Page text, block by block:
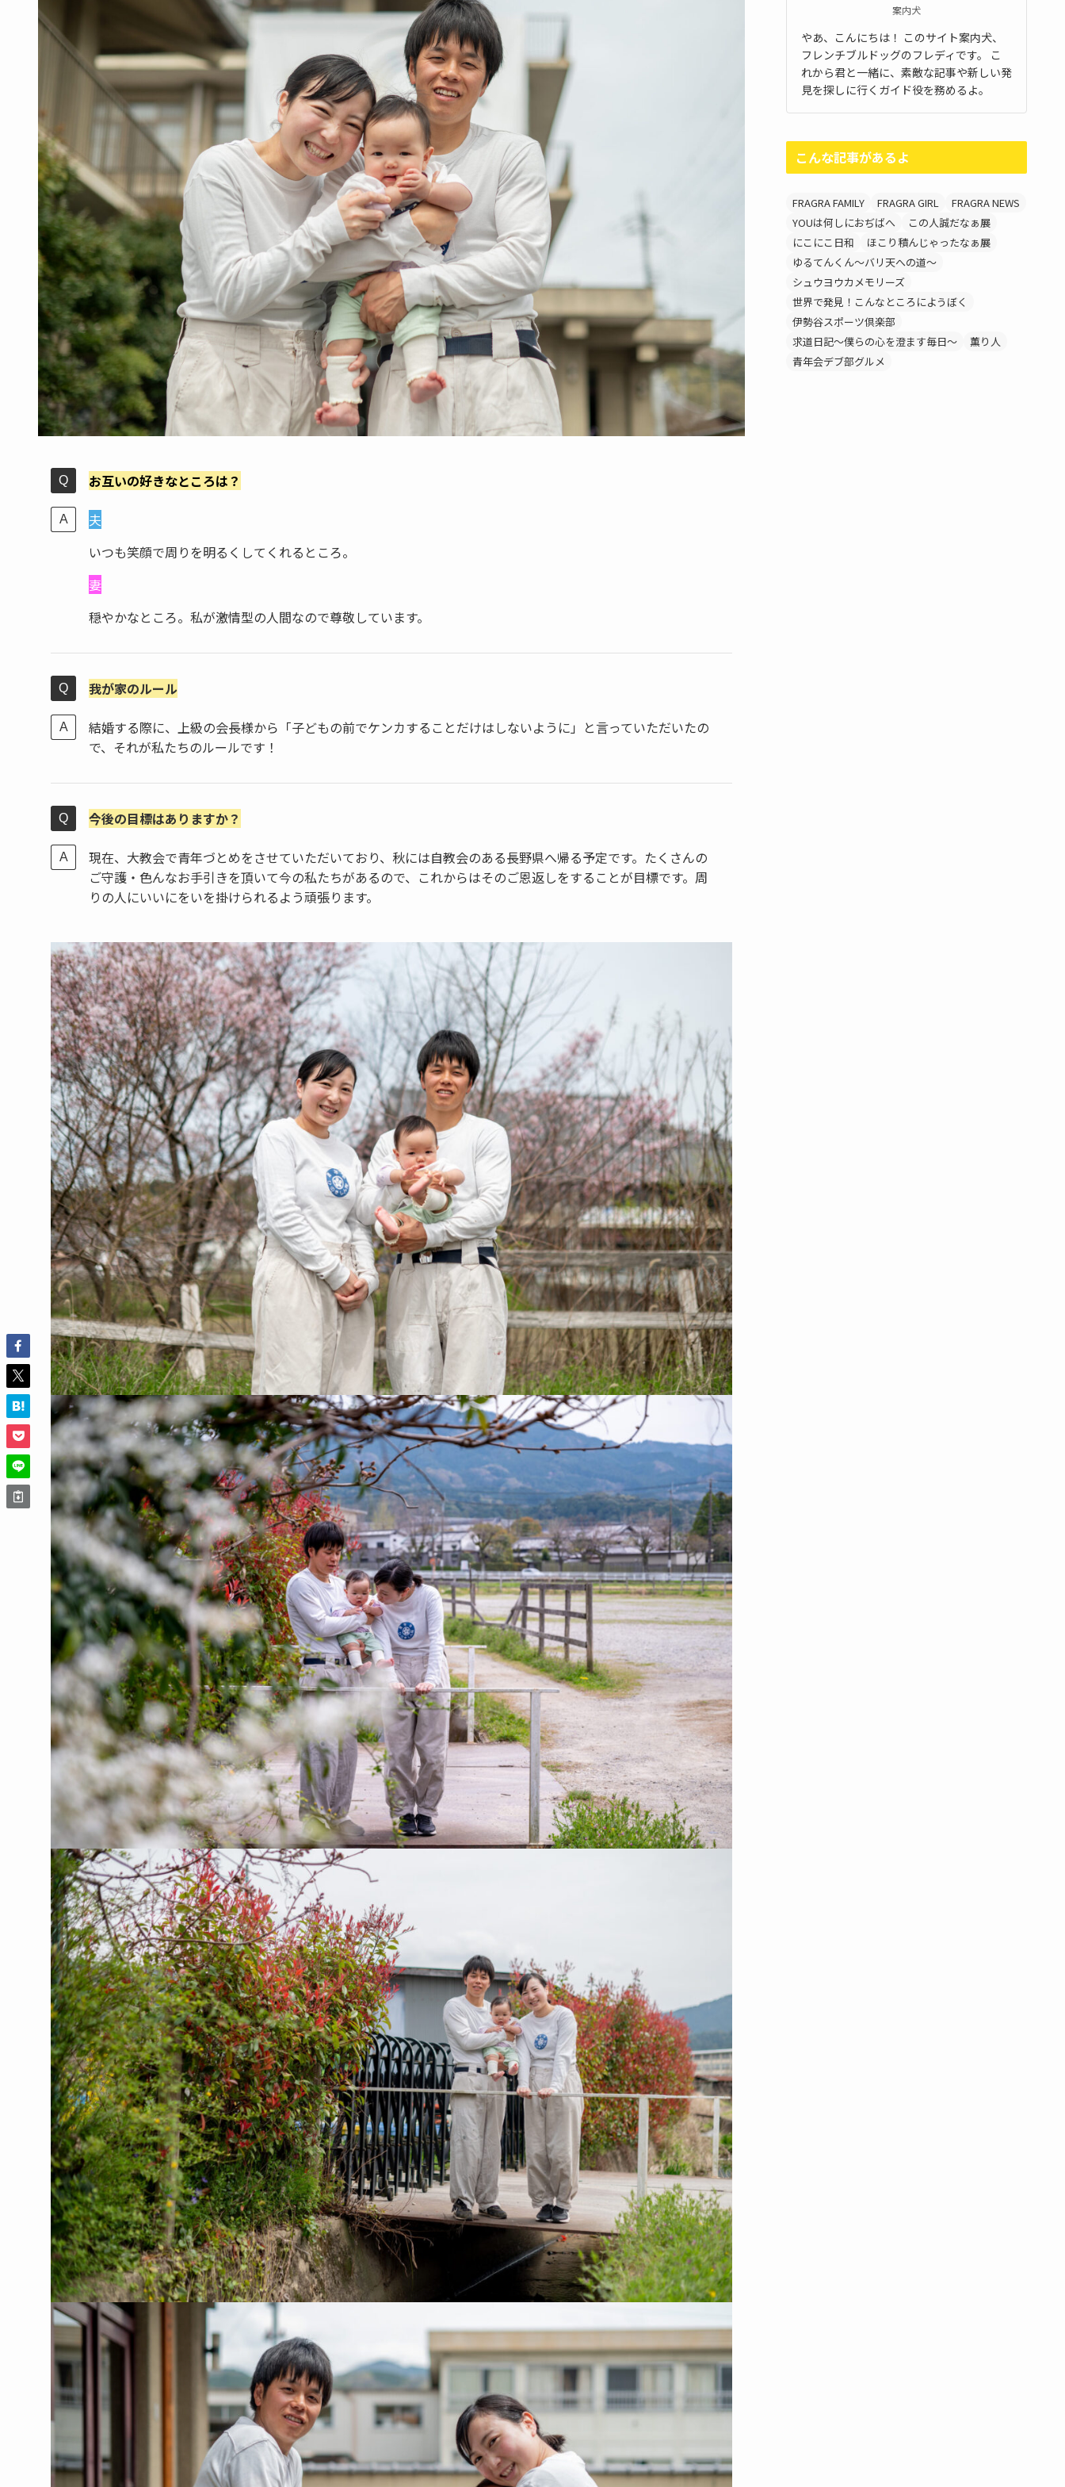
お互いの好きなところは？
夫
いつも笑顔で周りを明るくしてくれるところ。
妻
穏やかなところ。私が激情型の人間なので尊敬しています。
我が家のルール
結婚する際に、上級の会長様から「子どもの前でケンカすることだけはしないように」と言っていただいたの
で、それが私たちのルールです！
今後の目標はありますか？
現在、大教会で青年づとめをさせていただいており、秋には自教会のある長野県へ帰る予定です。たくさんの
ご守護・色んなお手引きを頂いて今の私たちがあるので、これからはそのご恩返しをすることが目標です。周
りの人にいいにをいを掛けられるよう頑張ります。
案内犬
やあ、こんにちは！ このサイト案内犬、
フレンチブルドッグのフレディです。 こ
れから君と一緒に、素敵な記事や新しい発
見を探しに行くガイド役を務めるよ。
こんな記事があるよ
FRAGRA FAMILY FRAGRA GIRL
FRAGRA NEWS
YOUは何しにおぢばへ
この人誠だなぁ展
にこにこ日和
ほこり積んじゃったなぁ展
ゆるてんくん～バリ天への道～
シュウヨウカメモリーズ
世界で発見！こんなところにようぼく
伊勢谷スポーツ倶楽部
求道日記～僕らの心を澄ます毎日～
薫り人
青年会デブ部グルメ